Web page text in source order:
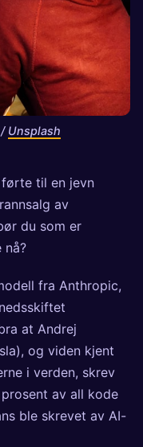
/ Unsplash
til en jevn
av
du som er
nå?
fra Anthropic,
at Andrej
og viden kjent
i verden, skrev
av all kode
ble skrevet av AI-